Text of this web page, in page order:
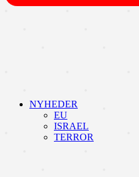
NYHEDER
EU
ISRAEL
TERROR